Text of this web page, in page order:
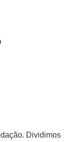
Dividimos